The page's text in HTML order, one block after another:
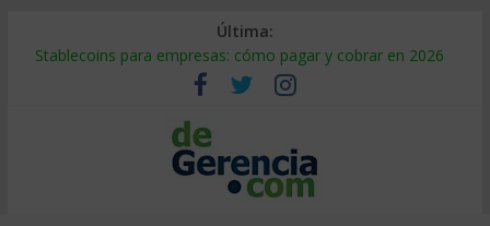
Última:
Stablecoins para empresas: cómo pagar y cobrar en 2026
Despido silencioso: qué es y por qué sale tan caro
IA en selección de personal: cómo auditarla a tiempo
Trabajo forzoso en la cadena de suministro: qué hacer
Mercado hispano de EE. UU.: cómo segmentarlo y venderle